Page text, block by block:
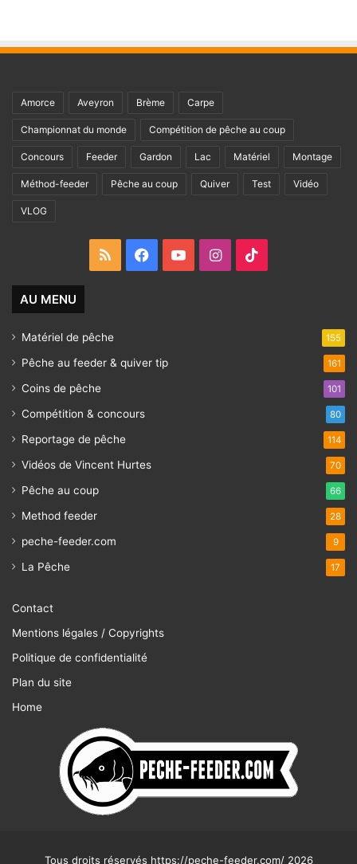
Amorce Aveyron Brème Carpe
Championnat du monde Compétition de pêche au coup
Concours Feeder Gardon Lac Matériel Montage
Méthod-feeder Pêche au coup Quiver Test Vidéo
VLOG
RSS FacebookYouTubeInstagram
AU MENU
Matériel de pêche 155
Pêche au feeder & quiver tip 161
Coins de pêche 101
Compétition & concours 80
Reportage de pêche 114
Vidéos de Vincent Hurtes 70
Pêche au coup 66
Method feeder 28
peche-feeder.com 9
La Pêche 17
Contact
Mentions légales / Copyrights
Politique de confidentialité
Plan du site
Home
Tous droits réservés https://peche-feeder.com/ 2026